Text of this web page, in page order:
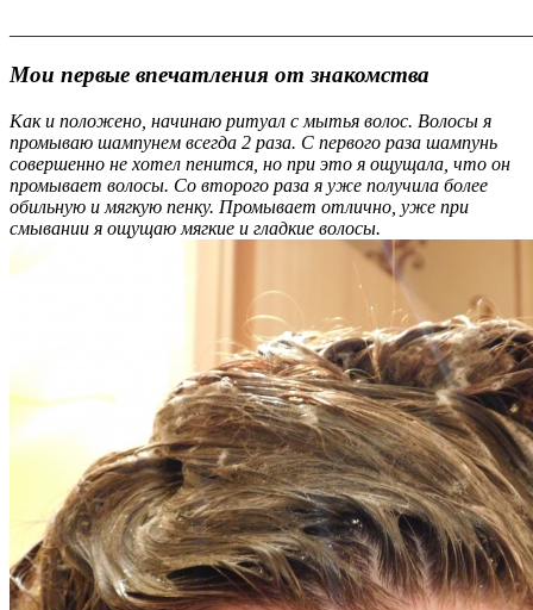
Мои первые впечатления от знакомства
Как и положено, начинаю ритуал с мытья волос. Волосы я
промываю шампунем всегда 2 раза. С первого раза шампунь
совершенно не хотел пенится, но при это я ощущала, что он
промывает волосы. Со второго раза я уже получила более
обильную и мягкую пенку. Промывает отлично, уже при
смывании я ощущаю мягкие и гладкие волосы.